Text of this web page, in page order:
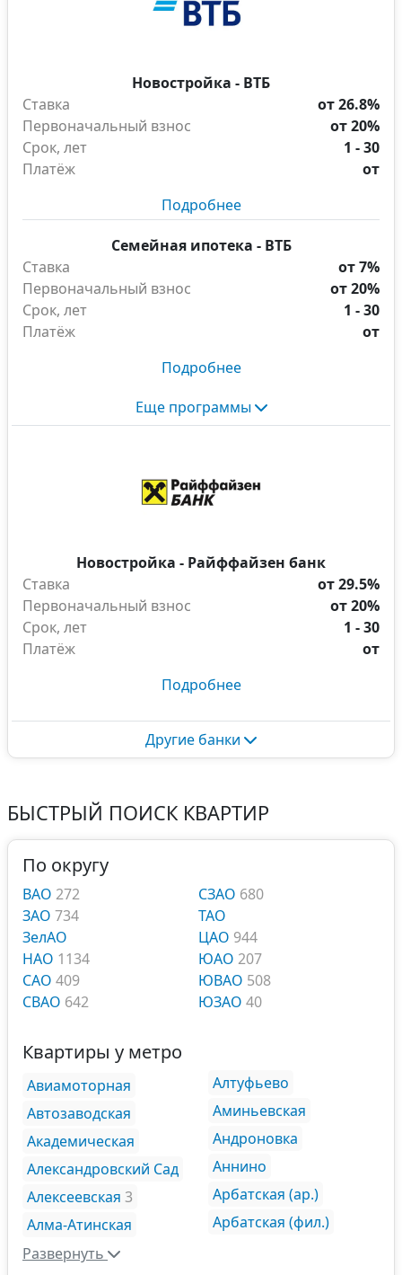
Новостройка - ВТБ
Ставка
от 26.8%
Первоначальный взнос
от 20%
Срок, лет
1 - 30
Платёж
от
Подробнее
Семейная ипотека - ВТБ
Ставка
от 7%
Первоначальный взнос
от 20%
Срок, лет
1 - 30
Платёж
от
Подробнее
Еще программы
Новостройка - Райффайзен банк
Ставка
от 29.5%
Первоначальный взнос
от 20%
Срок, лет
1 - 30
Платёж
от
Подробнее
Другие банки
БЫСТРЫЙ ПОИСК КВАРТИР
По округу
ВАО 272
ЗАО 734
ЗелАО
НАО 1134
САО 409
СВАО 642
СЗАО 680
ТАО
ЦАО 944
ЮАО 207
ЮВАО 508
ЮЗАО 40
Квартиры у метро
Авиамоторная
Автозаводская
Академическая
Александровский Сад
Алексеевская 3
Алма-Атинская
Алтуфьево
Аминьевская
Андроновка
Аннино
Арбатская (ар.)
Арбатская (фил.)
Развернуть